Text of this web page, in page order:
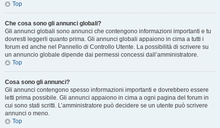
Top
Che cosa sono gli annunci globali?
Gli annunci globali sono annunci che contengono informazioni importanti e tu
dovresti leggerli quanto prima. Gli annunci globali appaiono in cima a tutti i
forum ed anche nel Pannello di Controllo Utente. La possibilità di scrivere su
un annuncio globale dipende dai permessi concessi dall’amministratore.
Top
Cosa sono gli annunci?
Gli annunci contengono spesso informazioni importanti e dovrebbero essere
letti prima possibile. Gli annunci appaiono in cima a ogni pagina del forum in
cui sono stati scritti. L’amministratore può decidere se un utente può scrivere
annunci o meno.
Top